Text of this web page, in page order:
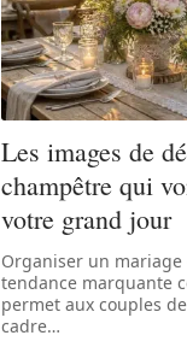
Les images de
champêtre qui
votre grand jour
Organiser un
tendance marquante
permet aux couples
cadre…